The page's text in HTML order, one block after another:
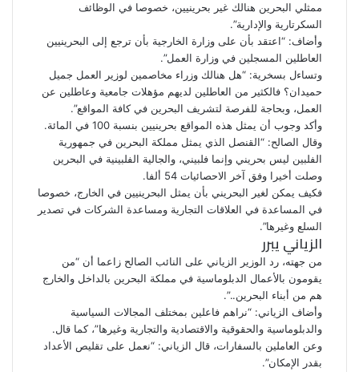
ممثلي البحرين هنالك غير بحرينيين، خصوصا في الوظائف
السكرتارية والإدارية”.
وأضاف: “اعتقد بأن على وزارة الخارجية بأن ترجع إلى البحرينيين
العاطلين المسجلين في وزارة العمل”.
وتساءل بسخرية: “هل هنالك وزراء مخاصمين لوزير العمل جميل
حميدان؟ فالكثير من العاطلين لديهم مؤهلات جامعية وعاطلين عن
العمل، وبحاجة للفرصة لتشريف البحرين في كافة المواقع”.
وأكد وجوب أن يمثل هذه المواقع بحرينيين بنسبة 100 في المائة.
وقال الصالح: “القنصل الذي يمثل مملكة البحرين في جمهورية
الفلبين ليس بحريني وإنما فلبيني، والجالية الفلبينية في البحرين
وصلت أخيرا وفق آخر الاحصائيات 54 ألفا.
فكيف يمكن لغير البحريني بأن يمثل البحرينيين في الخارج، خصوصا
في المساعدة في العلاقات التجارية ومساعدة الشركات في تصدير
السلع وغيرها”.
الزياني يبرر
من جهته، رد الوزير الزياني على النائب الصالح زاعما أن “من
يقومون بالأعمال الدبلوماسية في مملكة البحرين بالداخل والخارج
هم من أبناء البحرين..”.
وأضاف الزياني: “نراهم فاعلين بمختلف المجالات السياسية
والدبلوماسية والحقوقية والاقتصادية والتجارية وغيرها”، كما قال.
وعن العاملين بالسفارات، قال الزياني: “نعمل على تقليص الأعداد
بقدر الإمكان”.